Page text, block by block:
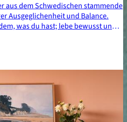
aus dem Schwedischen stammende
Ausgeglichenheit und Balance.
was du hast; lebe bewusst und